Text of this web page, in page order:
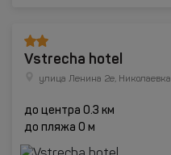
Vstrecha hotel
улица Ленина 2е, Николаевка
до центра 0.3 км
до пляжа 0 м